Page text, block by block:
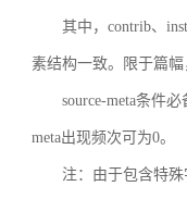
其中，contrib、
素结构一致。限于篇
source-meta条件
meta出现频次可为0。
注：由于包含特殊